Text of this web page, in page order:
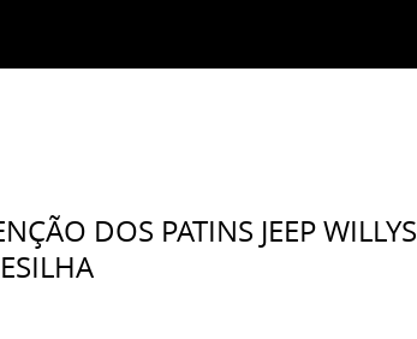
DOS PATINS JEEP WILLYS